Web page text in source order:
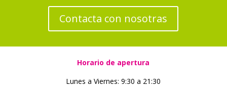
Contacta con nosotras
Horario de apertura
Lunes a Viernes: 9:30 a 21:30